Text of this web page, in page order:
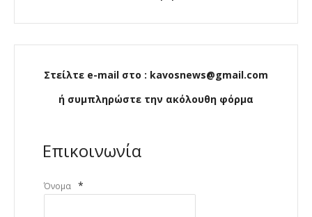
Στείλτε e-mail στο : kavosnews@gmail.com
ή συμπληρώστε την ακόλουθη φόρμα
Επικοινωνία
Όνομα *